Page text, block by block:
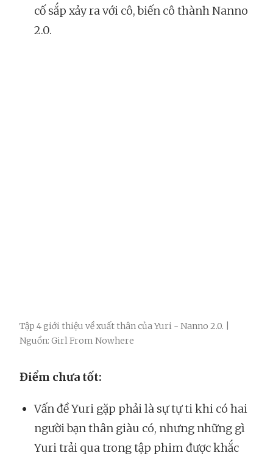
cố sắp xảy ra với cô, biến cô thành Nanno
2.0.
Tập 4 giới thiệu về xuất thân của Yuri - Nanno 2.0. |
Nguồn: Girl From Nowhere
Điểm chưa tốt:
Vấn đề Yuri gặp phải là sự tự ti khi có hai
người bạn thân giàu có, nhưng những gì
Yuri trải qua trong tập phim được khắc